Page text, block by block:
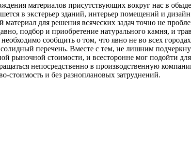
материалов присутствующих вокруг нас в
в экстерьер зданий, интерьер помещений и
для решения всяческих задач точно не
подбор и приобретение натурального камня, и
сообщить о том, что явно не во всех
перечень. Вместе с тем, не лишним
рыночной стоимости, и всесторонне мог подойти
непосредственно в производственную
стоимость и без разноплановых затруднений.